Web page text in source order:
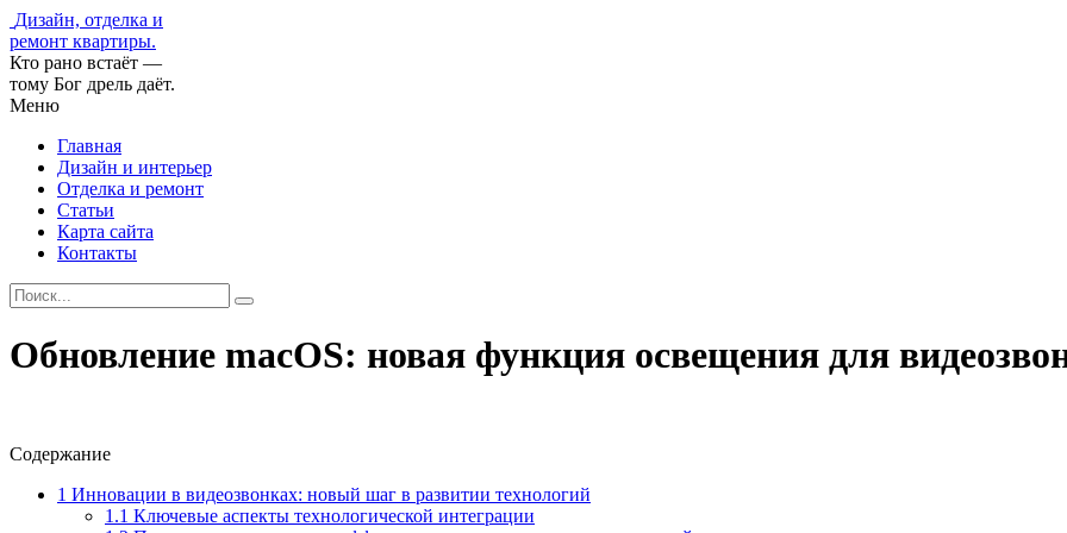
Дизайн, отделка и
ремонт квартиры.
Кто рано встаёт —
тому Бог дрель даёт.
Меню
Главная
Дизайн и интерьер
Отделка и ремонт
Статьи
Карта сайта
Контакты
Обновление macOS: новая функция освещения для
Содержание
1 Инновации в видеозвонках: новый шаг в развитии технологий
1.1 Ключевые аспекты технологической интеграции